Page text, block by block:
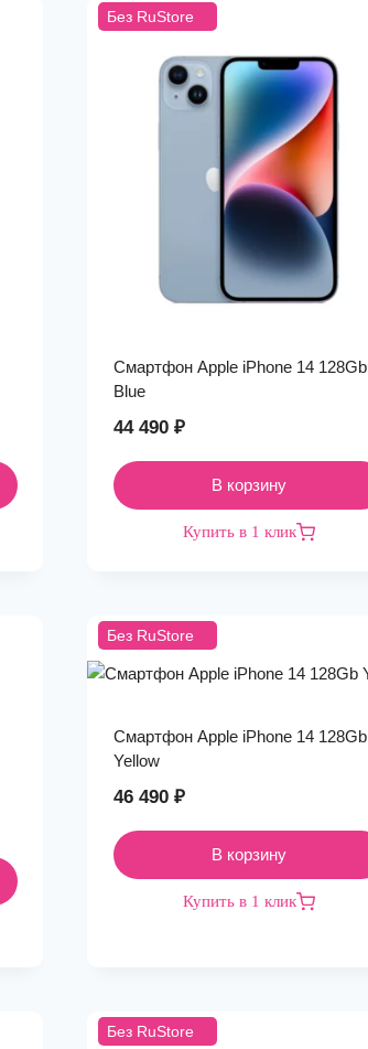
Без RuStore
Смартфон Apple iPhone 14 128Gb
Blue
44 490 ₽
В корзину
Купить в 1 клик
Без RuStore
Смартфон Apple iPhone 14 128Gb
Yellow
46 490 ₽
В корзину
Купить в 1 клик
Без RuStore